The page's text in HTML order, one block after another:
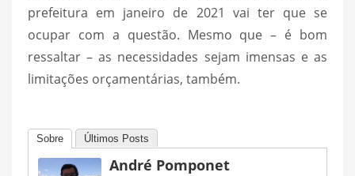
prefeitura em janeiro de 2021 vai ter que se
ocupar com a questão. Mesmo que – é bom
ressaltar – as necessidades sejam imensas e as
limitações orçamentárias, também.
Sobre Últimos Posts
André Pomponet